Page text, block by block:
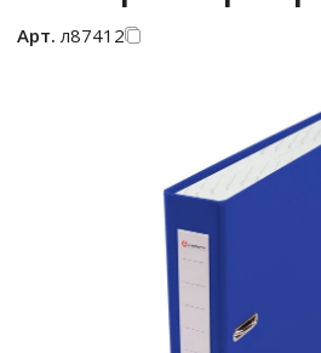
Арт. л87412